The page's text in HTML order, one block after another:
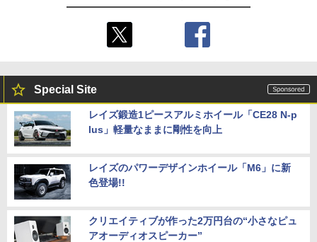
Special Site
レイズ鍛造1ピースアルミホイール「CE28 N-p
lus」軽量なままに剛性を向上
レイズのパワーデザインホイール「M6」に新
色登場!!
クリエイティブが作った2万円台の“小さなピュ
アオーディオスピーカー”